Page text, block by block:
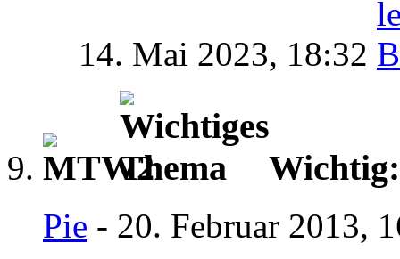
14. Mai 2023, 18:32
Pie - 20. Februar 2013,